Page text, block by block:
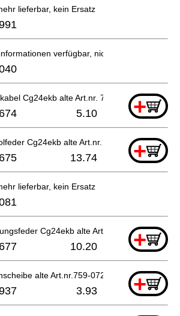
lieferbar, kein Ersatz
verfügbar, nicht bestellbar
Cg24ekb alte Art.nr. 783-0720f-20 Fo
+
5.10
Cg24ekb alte Art.nr. 783-0720f-20 Ti
+
13.74
lieferbar, kein Ersatz
Cg24ekb alte Art.nr. 758-0651h-20
+
10.20
alte Art.nr.759-0720r-20 +
3.93